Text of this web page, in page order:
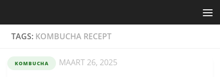
TAGS: KOMBUCHA RECEPT
KOMBUCHA MAART 26, 2025